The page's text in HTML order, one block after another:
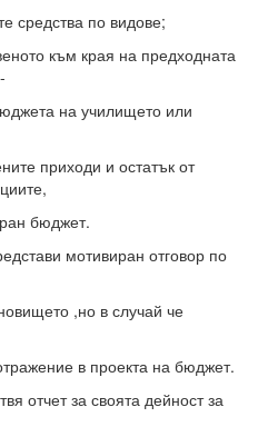
по видове;
към края на предходната
на училището или
приходи и остатък от
бюджет.
мотивиран отговор по
,но в случай че
в проекта на бюджет.
отчет за своята дейност за